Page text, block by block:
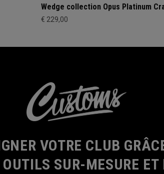
VOTRE CLUB
OUTILS SUR-MESURE ET
Wedge collection Opus Platinum
€ 229,00